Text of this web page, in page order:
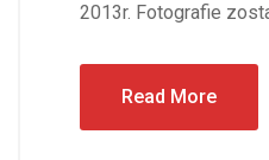
2013r. Fotografie
Read More